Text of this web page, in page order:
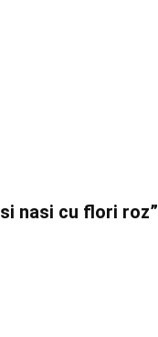
nasi cu flori roz”